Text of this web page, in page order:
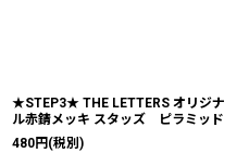
★STEP3★ THE LETTERS オリジナ
ル赤錆メッキ スタッズ ピラミッド
480円 (税別)